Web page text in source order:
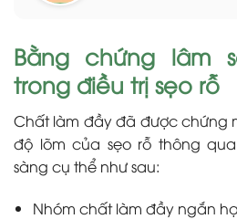
Bằng chứng lâm
trong điều trị sẹo rỗ
Chất làm đầy đã được chứng
độ lõm của sẹo rỗ thông
sàng cụ thể như sau:
Nhóm chất làm đầy ngắn